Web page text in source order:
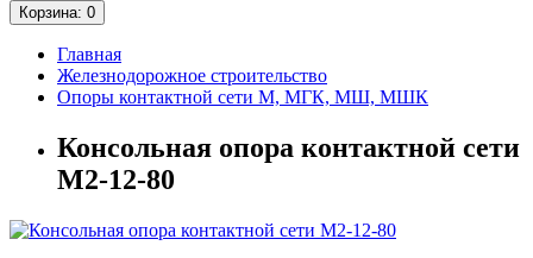
Корзина: 0
Главная
Железнодорожное строительство
Опоры контактной сети М, МГК, МШ, МШК
Консольная опора контактной сети
М2-12-80